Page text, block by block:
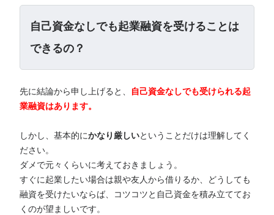
自己資金なしでも起業融資を受けることは
できるの？
先に結論から申し上げると、
自己資金なしでも受けられる起
業融資はあります。
しかし、基本的にかなり厳しいということだけは理解してく
ださい。
ダメで元々くらいに考えておきましょう。
すぐに起業したい場合は親や友人から借りるか、どうしても
融資を受けたいならば、コツコツと自己資金を積み立ててお
くのが望ましいです。